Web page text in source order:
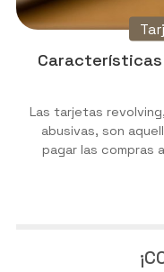
Las tarjetas
abusivas, son
pagar las compras
intereses y
en realidad, se trata
las entidades